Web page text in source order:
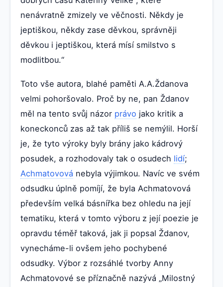
nenávratně zmizely ve věčnosti. Někdy je
jeptiškou, někdy zase děvkou, správněji
děvkou i jeptiškou, která mísí smilstvo s
modlitbou.“
Toto vše autora, blahé paměti A.A.Ždanova
velmi pohoršovalo. Proč by ne, pan Ždanov
měl na tento svůj názor právo jako kritik a
koneckonců zas až tak příliš se nemýlil. Horší
je, že tyto výroky byly brány jako kádrový
posudek, a rozhodovaly tak o osudech lidí;
Achmatovová nebyla výjimkou. Navíc ve svém
odsudku úplně pomíjí, že byla Achmatovová
především velká básnířka bez ohledu na její
tematiku, která v tomto výboru z její poezie je
opravdu téměř taková, jak ji popsal Ždanov,
vynecháme-li ovšem jeho pochybené
odsudky. Výbor z rozsáhlé tvorby Anny
Achmatovové se příznačně nazývá „Milostný